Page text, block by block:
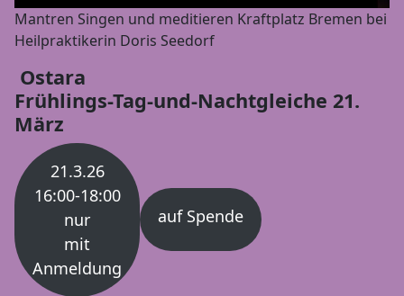
Mantren Singen und meditieren Kraftplatz Bremen bei
Heilpraktikerin Doris Seedorf
Ostara
Frühlings-Tag-und-Nachtgleiche 21.
März
21.3.26
16:00-18:00
nur
mit
Anmeldung
auf Spende